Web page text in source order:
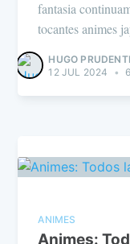
fantasia
tocantes animes
HUGO
12 JUL 2024
•
ANIMES
Animes: